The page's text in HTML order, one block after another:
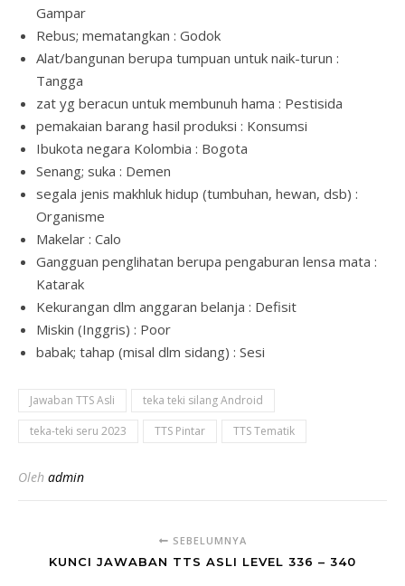
Gampar
Rebus; mematangkan : Godok
Alat/bangunan berupa tumpuan untuk naik-turun :
Tangga
zat yg beracun untuk membunuh hama : Pestisida
pemakaian barang hasil produksi : Konsumsi
Ibukota negara Kolombia : Bogota
Senang; suka : Demen
segala jenis makhluk hidup (tumbuhan, hewan, dsb) :
Organisme
Makelar : Calo
Gangguan penglihatan berupa pengaburan lensa mata :
Katarak
Kekurangan dlm anggaran belanja : Defisit
Miskin (Inggris) : Poor
babak; tahap (misal dlm sidang) : Sesi
Jawaban TTS Asli
teka teki silang Android
teka-teki seru 2023
TTS Pintar TTS Tematik
Oleh admin
SEBELUMNYA
KUNCI JAWABAN TTS ASLI LEVEL 336 – 340